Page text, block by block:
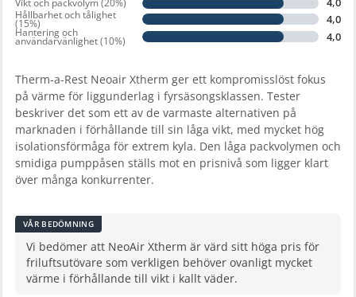
Vikt och packvolym (20%)
Hållbarhet och tålighet
(15%) 4,0
Hantering och
användarvänlighet (10%) 4,0
Therm-a-Rest Neoair Xtherm ger ett kompromisslöst fokus
på värme för liggunderlag i fyrsäsongsklassen. Tester
beskriver det som ett av de varmaste alternativen på
marknaden i förhållande till sin låga vikt, med mycket hög
isolationsförmåga för extrem kyla. Den låga packvolymen och
smidiga pumppåsen ställs mot en prisnivå som ligger klart
över många konkurrenter.
VÅR BEDÖMNING
Vi bedömer att NeoAir Xtherm är värd sitt höga pris för
friluftsutövare som verkligen behöver ovanligt mycket
värme i förhållande till vikt i kallt väder.